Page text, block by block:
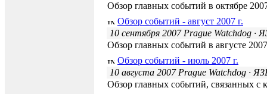
Обзор главных событий в октябре
Обзор событий - август 2007 г.
10 сентября 2007 Prague Watchdog ·
Обзор главных событий в августе
Обзор событий - июль 2007 г.
10 августа 2007 Prague Watchdog ·
Обзор главных событий, связанных с